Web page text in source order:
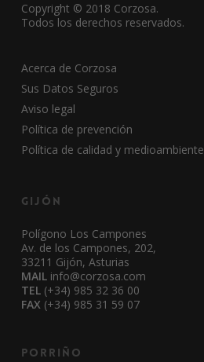
Copyright © 2018 Corzosa.
Todos los derechos reservados.
Acerca de Corzosa
Sus Datos Seguros
Aviso legal
Política de prevención
Política de calidad y medioambiente
Gijón
Polígono Los Campones
Av. de los Campones, 202,
33211 Gijón, Asturias
MAIL info@corzosa.com
TEL (+34) 985 32 36 00
FAX(+34) 985 31 59 07
Porriño